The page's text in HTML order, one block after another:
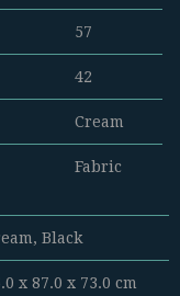
57
42
Cream
Fabric
Black
x 87.0 x 73.0 cm